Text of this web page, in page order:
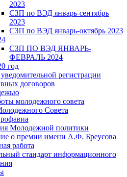
2023
СЗП по ВЭД январь-сентябрь
2023
СЗП по ВЭД январь-октябрь 2023
СЗП ПО ВЭД ЯНВАРЬ-
ФЕВРАЛЬ 2024
год
регистрации
договоров
молодежного совета
Совета
Молодежной политики
о премии имени А.Ф. Бреусова
работа
стандарт информационного